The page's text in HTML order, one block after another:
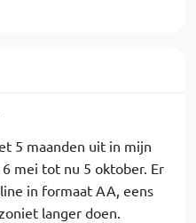
5 maanden uit in mijn
mei tot nu 5 oktober. Er
in formaat AA, eens
langer doen.